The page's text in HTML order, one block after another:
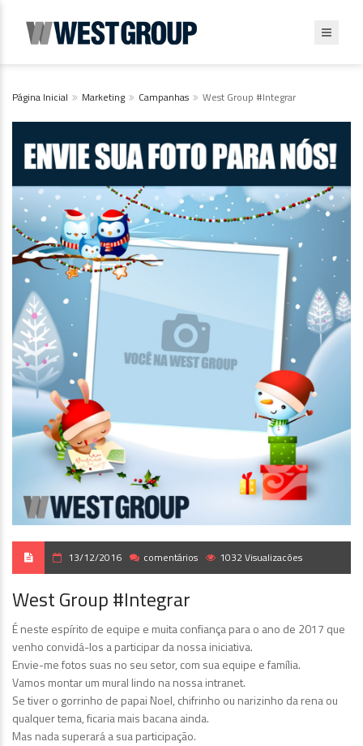
Página Inicial Marketing Campanhas West Group #Integrar
13/12/2016 comentários 1032 Visualizacões
West Group #Integrar
É neste espírito de equipe e muita confiança para o ano de 2017 que
venho convidá-los a participar da nossa iniciativa.
Envie-me fotos suas no seu setor, com sua equipe e família.
Vamos montar um mural lindo na nossa intranet.
Se tiver o gorrinho de papai Noel, chifrinho ou narizinho da rena ou
qualquer tema, ficaria mais bacana ainda.
Mas nada superará a sua participação.